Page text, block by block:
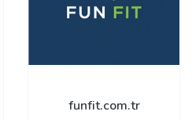
funfit.com.tr